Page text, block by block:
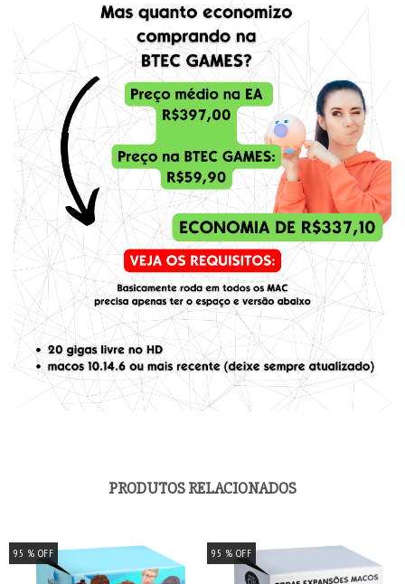
PRODUTOS RELACIONADOS
95 % OFF 95 % OFF